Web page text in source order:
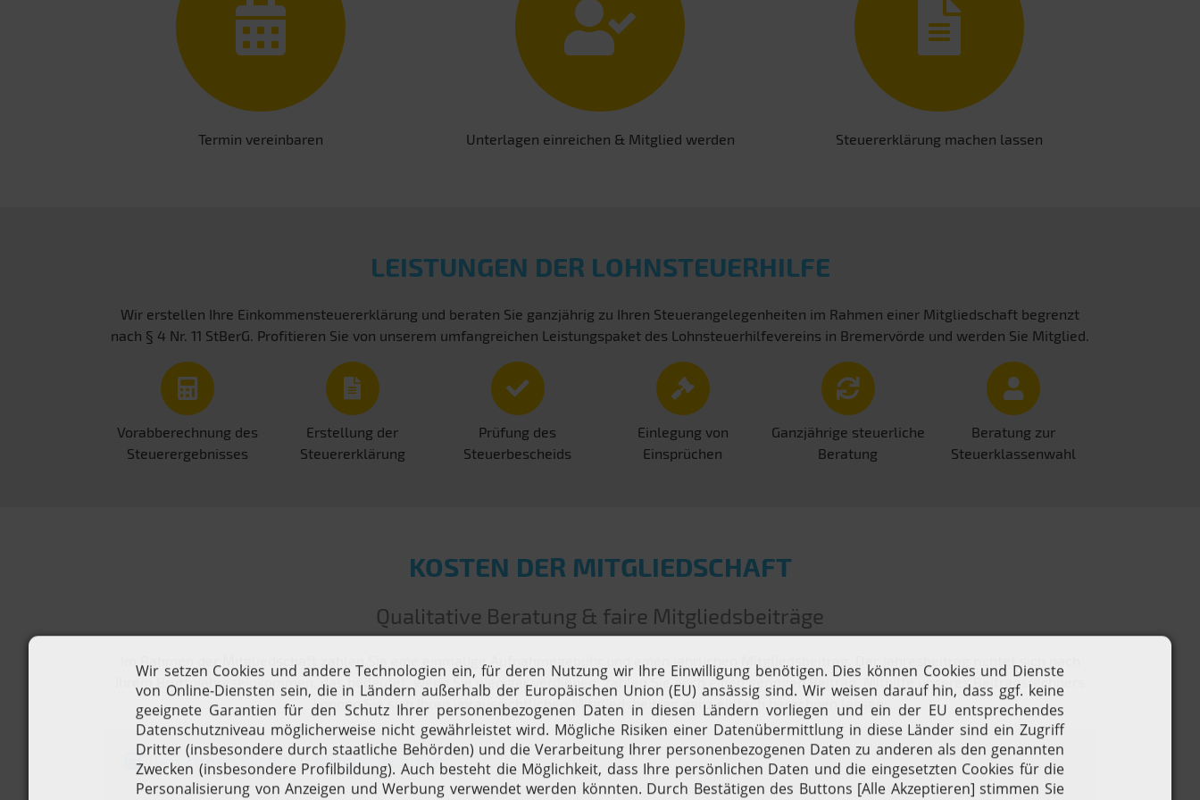
Termin vereinbaren Unterlagen einreichen & Mitglied werden Steuererklärung machen lassen
LEISTUNGEN DER LOHNSTEUERHILFE
Wir erstellen Ihre Einkommensteuererklärung und beraten Sie ganzjährig zu Ihren Steuerangelegenheiten im Rahmen einer Mitgliedschaft begrenzt
nach § 4 Nr. 11 StBerG. Profitieren Sie von unserem umfangreichen Leistungspaket des Lohnsteuerhilfevereins in Bremervörde und werden Sie Mitglied.
Vorabberechnung des
Steuerergebnisses
Erstellung der
Steuererklärung
Prüfung des
Steuerbescheids
Einlegung von
Einsprüchen
Ganzjährige steuerliche
Beratung
Beratung zur
Steuerklassenwahl
KOSTEN DER MITGLIEDSCHAFT
Qualitative Beratung & faire Mitgliedsbeiträge
Im Rahmen der Mitgliedschaft zahlen Sie eine einmalige Aufnahmegebühr und einen jährlichen Mitgliedsbeitrag. Der Jahresbeitrag richtet sich nach
Ihrem Bruttojahreseinkommen, das bedeutet, wenn Sie weniger verdienen, zahlen Sie auch einen geringen Beitrag. Mithilfe unseres Beitragsrechners
können Sie sich Ihren voraussichtlichen Mitgliedsbeitrag ganz einfach berechnen lassen.
Berechnen Sie Ihren Mitgliedsbeitrag
Jahreswerte in €